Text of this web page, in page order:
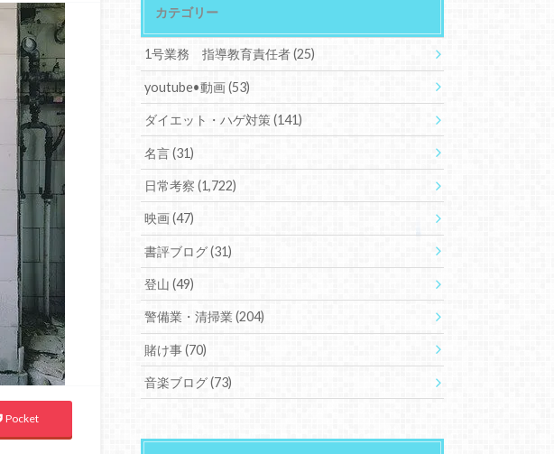
Pocket
カテゴリー
1号業務 指導教育責任者(25)
youtube•動画(53)
ダイエット・ハゲ対策(141)
名言(31)
日常考察(1,722)
映画(47)
書評ブログ(31)
登山(49)
警備業・清掃業(204)
賭け事(70)
音楽ブログ(73)